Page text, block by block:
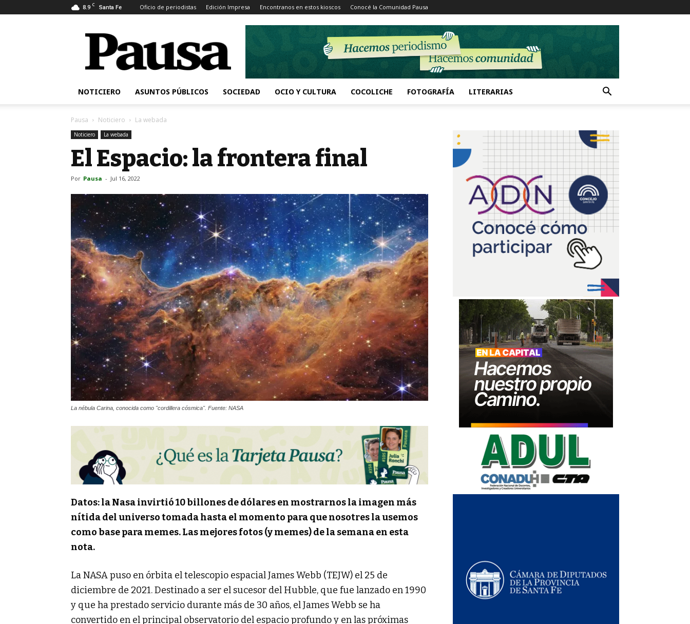
8.9 C Santa Fe Oficio de periodistas Edición Impresa Encontranos en estos kioscos Conocé la Comunidad Pausa
Pausa
NOTICIERO ASUNTOS PÚBLICOS SOCIEDAD OCIO Y CULTURA COCOLICHE FOTOGRAFÍA LITERARIAS
Pausa Noticiero La webada
Noticiero La webada
El Espacio: la frontera final
Por Pausa - Jul 16, 2022
La nébula Carina, conocida como "cordillera cósmica". Fuente: NASA
Datos: la Nasa invirtió 10 billones de dólares en mostrarnos la imagen más
nítida del universo tomada hasta el momento para que nosotres la usemos
como base para memes. Las mejores fotos (y memes) de la semana en esta
nota.
La NASA puso en órbita el telescopio espacial James Webb (TEJW) el 25 de
diciembre de 2021. Destinado a ser el sucesor del Hubble, que fue lanzado en 1990
y que ha prestado servicio durante más de 30 años, el James Webb se ha
convertido en el principal observatorio del espacio profundo y en las próximas